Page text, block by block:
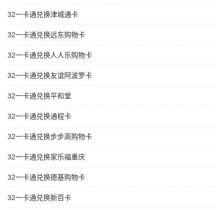
32一卡通兑换津城通卡
32一卡通兑换远东购物卡
32一卡通兑换人人乐购物卡
32一卡通兑换友谊阿波罗卡
32一卡通兑换平和堂
32一卡通兑换通程卡
32一卡通兑换步步高购物卡
32一卡通兑换家乐福重庆
32一卡通兑换德基购物卡
32一卡通兑换新百卡